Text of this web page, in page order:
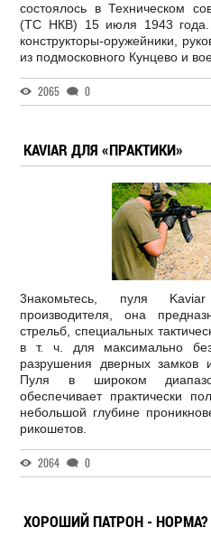
состоялось в Техническом
(ТС НКВ) 15 июля 1943
конструкторы-оружейники,
из подмосковного Кунцево и
2065 0
KAVIAR ДЛЯ «ПРАКТИКИ»
3накомьтесь, пуля
производителя, она
стрельб, специальных
в т. ч. для максимально
разрушения дверных замков
Пуля в широком
обеспечивает практически
небольшой глубине
рикошетов.
2064 0
ХОРОШИЙ ПАТРОН - НОРМА?